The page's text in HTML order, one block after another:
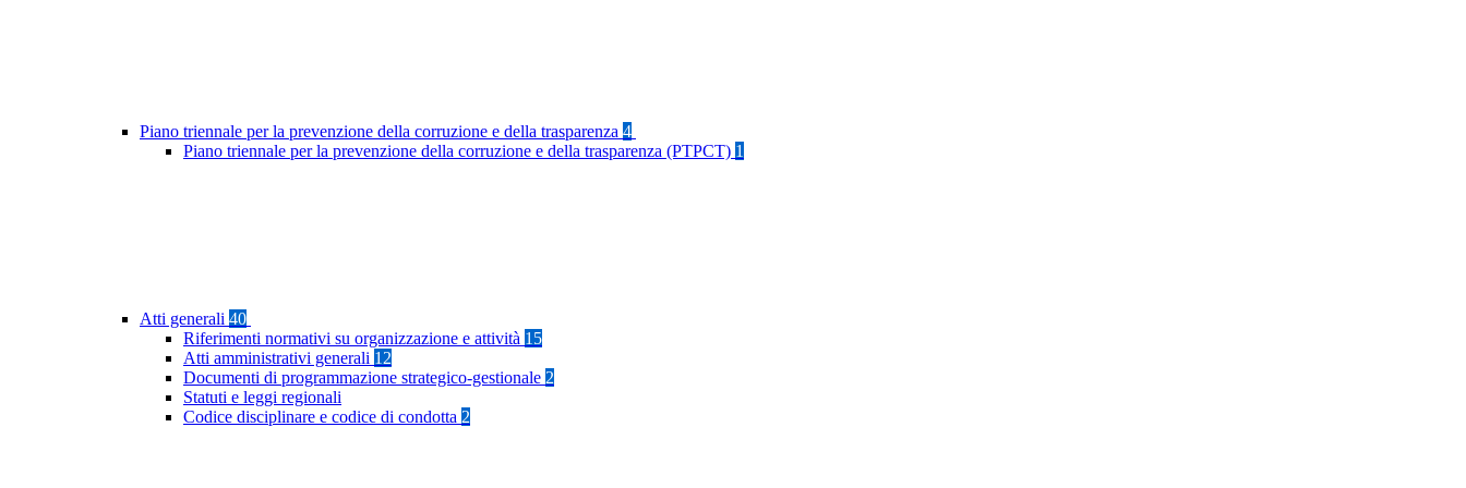
Piano triennale per la prevenzione della corruzione e della trasparenza 4
Piano triennale per la prevenzione della corruzione e della trasparenza (PTPCT) 1
Atti generali 40
Riferimenti normativi su organizzazione e attività 15
Atti amministrativi generali 12
Documenti di programmazione strategico-gestionale 2
Statuti e leggi regionali
Codice disciplinare e codice di condotta 2